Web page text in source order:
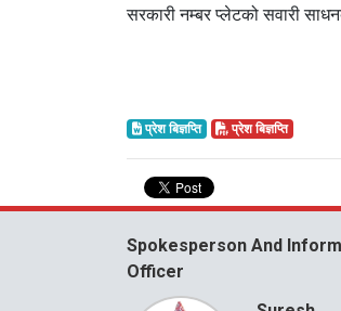
सरकारी नम्बर प्लेटको सवारी
प्रेश बिज्ञप्ति प्रेश बिज्ञप्ति
Spokesperson And
Officer